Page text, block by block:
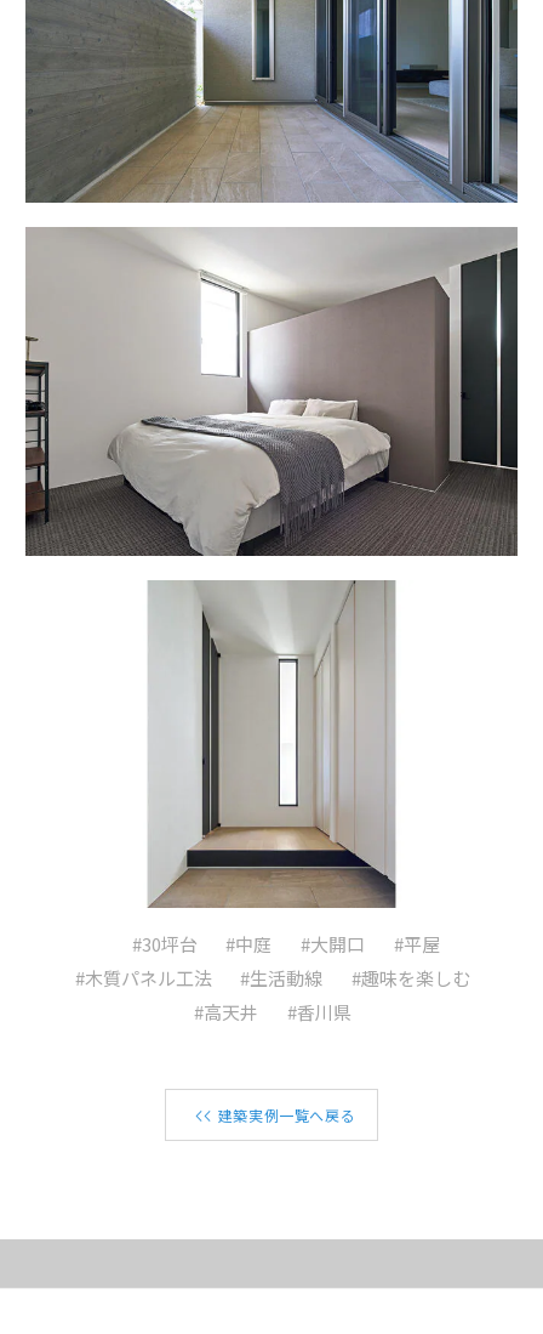
#30坪台 #中庭 #大開口
#平屋
#木質パネル工法
#生活動線
#趣味を楽しむ
#高天井
#香川県
建築実例一覧へ戻る